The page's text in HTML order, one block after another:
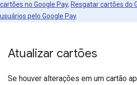
cartões no Google Pay, Resgatar cartões do
usuários pelo Google Pay.
Atualizar cartões
Se houver alterações em um cartão